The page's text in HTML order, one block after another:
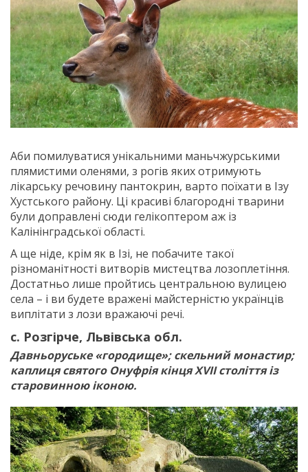
Аби помилуватися унікальними маньчжурськими
плямистими оленями, з рогів яких отримують
лікарську речовину пантокрин, варто поїхати в Ізу
Хустського району. Ці красиві благородні тварини
були доправлені сюди гелікоптером аж із
Калінінградської області.
А ще ніде, крім як в Ізі, не побачите такої
різноманітності витворів мистецтва лозоплетіння.
Достатньо лише пройтись центральною вулицею
села – і ви будете вражені майстерністю українців
виплітати з лози вражаючі речі.
с. Розгірче, Львівська обл.
Давньоруське «городище»; скельний монастир;
каплиця святого Онуфрія кінця ХVІІ століття із
старовинною іконою.